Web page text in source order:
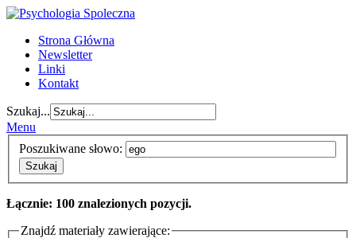
Strona Główna
Newsletter
Linki
Kontakt
Szukaj...
Menu
Poszukiwane słowo:
Szukaj
Łącznie: 100 znalezionych pozycji.
Znajdź materiały zawierające: